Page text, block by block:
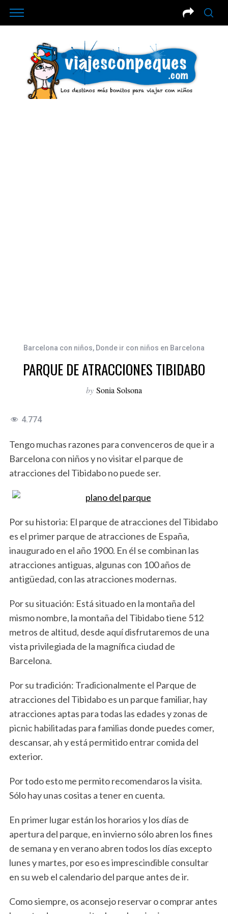
Barcelona con niños, Donde ir con niños en Barcelona
PARQUE DE ATRACCIONES TIBIDABO
by Sonia Solsona
4.774
Tengo muchas razones para convenceros de que ir a
Barcelona con niños y no visitar el parque de
atracciones del Tibidabo no puede ser.
Por su historia: El parque de atracciones del Tibidabo
es el primer parque de atracciones de España,
inaugurado en el año 1900. En él se combinan las
atracciones antiguas, algunas con 100 años de
antigüedad, con las atracciones modernas.
Por su situación: Está situado en la montaña del
mismo nombre, la montaña del Tibidabo tiene 512
metros de altitud, desde aquí disfrutaremos de una
vista privilegiada de la magnífica ciudad de
Barcelona.
Por su tradición: Tradicionalmente el Parque de
atracciones del Tibidabo es un parque familiar, hay
atracciones aptas para todas las edades y zonas de
picnic habilitadas para familias donde puedes comer,
descansar, ah y está permitido entrar comida del
exterior.
Por todo esto me permito recomendaros la visita.
Sólo hay unas cositas a tener en cuenta.
En primer lugar están los horarios y los días de
apertura del parque, en invierno sólo abren los fines
de semana y en verano abren todos los días excepto
lunes y martes, por eso es imprescindible consultar
en su web el calendario del parque antes de ir.
Como siempre, os aconsejo reservar o comprar antes